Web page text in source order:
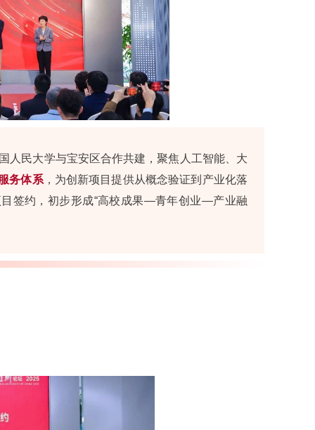
人民大学与宝安区合作共建，聚焦人工智能、大
务体系，为创新项目提供从概念验证到产业化落
目签约，初步形成“高校成果—青年创业—产业融